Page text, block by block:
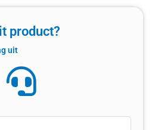
product?
uit